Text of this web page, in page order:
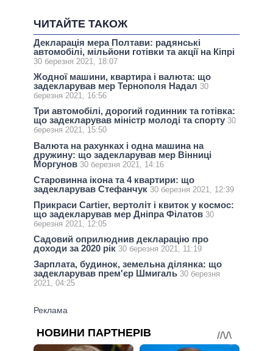
ЧИТАЙТЕ ТАКОЖ
Декларація мера Полтави: радянські
автомобілі, мільйони готівки та акції на Кіпрі
30 березня 2021, 18:07
Жодної машини, квартира і валюта: що
задекларував мер Тернополя Надал 30
березня 2021, 16:56
Три автомобілі, дорогий годинник та готівка:
що задекларував міністр молоді та спорту 30
березня 2021, 15:50
Валюта на рахунках і одна машина на
дружину: що задекларував мер Вінниці
Моргунов 30 березня 2021, 14:16
Старовинна ікона та 4 квартири: що
задекларував Стефанчук 30 березня 2021, 12:39
Прикраси Cartier, вертоліт і квиток у космос:
що задекларував мер Дніпра Філатов 30
березня 2021, 12:05
Садовий оприлюднив декларацію про
доходи за 2020 рік 30 березня 2021, 11:19
Зарплата, будинок, земельна ділянка: що
задекларував прем'єр Шмигаль 30 березня
2021, 04:25